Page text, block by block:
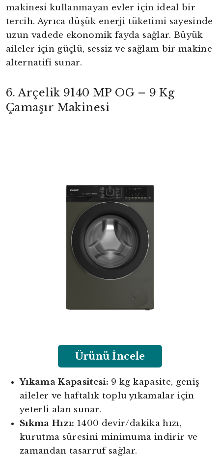
makinesi kullanmayan evler için ideal bir
tercih. Ayrıca düşük enerji tüketimi sayesinde
uzun vadede ekonomik fayda sağlar. Büyük
aileler için güçlü, sessiz ve sağlam bir makine
alternatifi sunar.
6. Arçelik 9140 MP OG – 9 Kg
Çamaşır Makinesi
Ürünü İncele
Yıkama Kapasitesi: 9 kg kapasite, geniş
aileler ve haftalık toplu yıkamalar için
yeterli alan sunar.
Sıkma Hızı: 1400 devir/dakika hızı,
kurutma süresini minimuma indirir ve
zamandan tasarruf sağlar.